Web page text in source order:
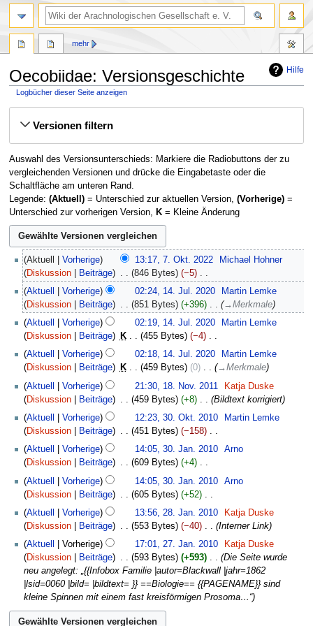
Hilfe
Oecobiidae: Versionsgeschichte
Logbücher dieser Seite anzeigen
Navigation
SucheVersionen filtern
Auswahl des Versionsunterschieds: Markiere die Radiobuttons der zu
vergleichenden Versionen und drücke die Eingabetaste oder die
Schaltfläche am unteren Rand.
Legende: (Aktuell)= Unterschied zur aktuellen Version, (Vorherige)=
Unterschied zur vorherigen Version, K= Kleine Änderung
Oktober
2022
Aktuell Vorherige 13:17, 7. Okt. 2022
Michael Hohner
Diskussion
Beiträge 846 Bytes −5 ‎
K
e
i
n
e
B
e
r
b
e
i
t
u
g
s
z
u
a
m
e
f
Juli
2020
Aktuell Vorherige 02:24, 14. Jul. 2020
Martin Lemke
Diskussion
Beiträge 851 Bytes +396 ‎ →Merkmale
Aktuell
Vorherige 02:19, 14. Jul. 2020
Martin Lemke
Diskussion
Beiträge K 455 Bytes −4 ‎
K
e
n
e
B
e
r
b
e
i
t
u
g
s
z
u
s
a
Aktuell Vorherige 02:18, 14. Jul. 2020
Martin Lemke
Diskussion
Beiträge K 459 Bytes 0 ‎ →Merkmale
November
Aktuell Vorherige 21:30, 18. Nov. 2011
Katja Duske
Diskussion
Beiträge 459 Bytes +8 ‎ Bildtext korrigiert
Oktober
Aktuell Vorherige 12:23, 30. Okt. 2010
Martin Lemke
Diskussion
Beiträge 451 Bytes −158 ‎
K
e
n
e
B
e
r
b
e
i
t
u
30.
Januar
Aktuell Vorherige 14:05, 30. Jan. 2010
Arno
Diskussion
Beiträge 609 Bytes +4 ‎
K
e
n
e
B
e
a
r
b
i
Aktuell Vorherige 14:05, 30. Jan. 2010
Arno
Diskussion
Beiträge 605 Bytes +52 ‎
K
e
n
e
B
e
a
r
Januar
Aktuell Vorherige 13:56, 28. Jan. 2010
Katja Duske
Diskussion
Beiträge 553 Bytes −40 ‎ Interner Link
Januar
2010
Aktuell Vorherige 17:01, 27. Jan. 2010
Katja Duske
Diskussion
Beiträge 593 Bytes +593 ‎
Die Seite wurde
neu angelegt: „{{Infobox Familie |autor=Blackwall |jahr=1862
|lsid=0060 |bild= |bildtext= }} ==Biologie== {{PAGENAME}} sind
kleine Spinnen mit einem fast kreisförmigen Prosoma…“
mehr